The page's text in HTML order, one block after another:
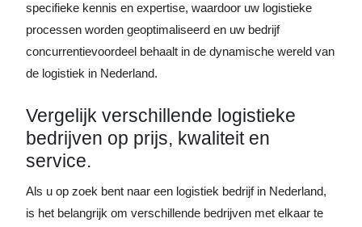
specifieke kennis en expertise, waardoor uw logistieke
processen worden geoptimaliseerd en uw bedrijf
concurrentievoordeel behaalt in de dynamische wereld van
de logistiek in Nederland.
Vergelijk verschillende logistieke
bedrijven op prijs, kwaliteit en
service.
Als u op zoek bent naar een logistiek bedrijf in Nederland,
is het belangrijk om verschillende bedrijven met elkaar te